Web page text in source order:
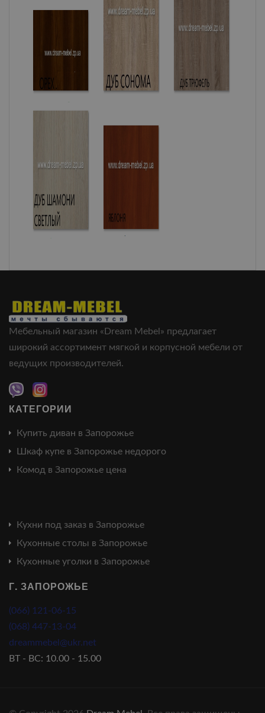
Мебельный магазин «Dream Mebel» предлагает
широкий ассортимент мягкой и корпусной мебели от
ведущих производителей.
КАТЕГОРИИ
Купить диван в Запорожье
Шкаф купе в Запорожье недорого
Комод в Запорожье цена
Кухни под заказ в Запорожье
Кухонные столы в Запорожье
Кухонные уголки в Запорожье
Г. ЗАПОРОЖЬЕ
(066) 121-06-15
(068) 447-13-04
dreammebel@ukr.net
ВТ - ВС: 10.00 - 15.00